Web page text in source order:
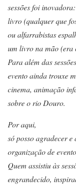
sessões foi
livro (qualquer que
ou alfarrabistas
um livro na mão (era
Para além das
evento ainda trouxe
cinema, animação
sobre o rio Douro.
Por aqui,
só posso agradecer
organização de
Quem assistiu às
engrandecido,